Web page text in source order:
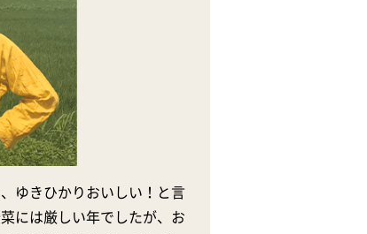
ゆきひかりおいしい！と言
には厳しい年でしたが、お